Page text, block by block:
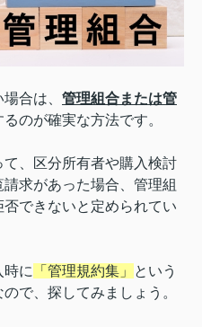
合は、 管理組合または管
のが確実な方法です。
、区分所有者や購入検討
求があった場合、管理組
できないと定められてい
時に 「管理規約集」
という
で、探してみましょう。